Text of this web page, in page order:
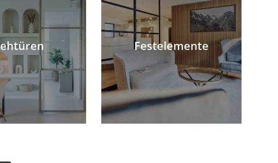
Festelemente